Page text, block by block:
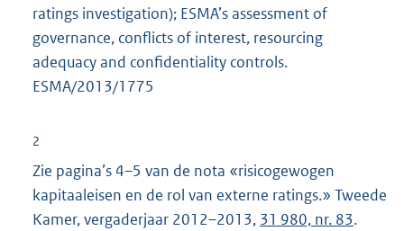
ratings investigation); ESMA’s assessment of
governance, conflicts of interest, resourcing
adequacy and confidentiality controls.
ESMA/2013/1775
2
Zie pagina’s 4–5 van de nota «risicogewogen
kapitaaleisen en de rol van externe ratings.» Tweede
Kamer, vergaderjaar 2012–2013, 31 980, nr. 83.